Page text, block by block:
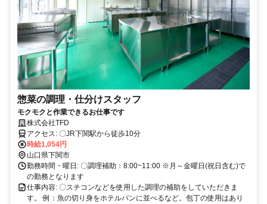
惣菜の調理・仕分けスタッフ
モクモクと作業できるお仕事です
株式会社TFD
アクセス: 〇JR下関駅から徒歩10分
時給1,054円
山口県下関市
勤務時間・曜日: 〇調理補助：8:00~11:00 ※月～金曜日(祝日含む)で
の勤務となります
仕事内容: 〇スチコンなどを使用した調理の補助をしていただきま
す。 例：魚の切り身をホテルパンに並べるなど。包丁の使用はあり